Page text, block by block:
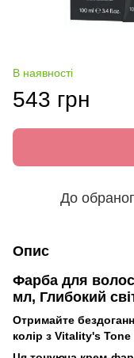
В наявності
543 грн
До
Опис
Фарба для
мл, Глибокий
Отримайте
колір з Vitality's